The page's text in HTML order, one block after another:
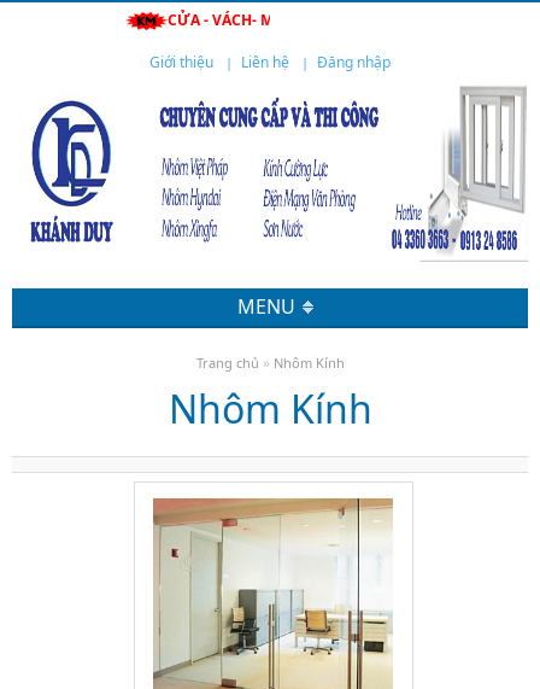
CỬA - VÁCH- MÁI- LAN CAN- CẦU THANG- TỦ
Giới thiệu Liên hệ Đăng nhập
MENU
Trang chủ » Nhôm Kính
Nhôm Kính